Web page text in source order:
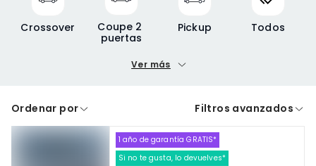
Crossover
Coupe 2
puertas
Pickup Todos
Precio máximo
A crédito De contado
Cdmx y Edo Mex Querétaro
Ver más
Ordenar por Filtros avanzados
1 año de garantía GRATIS*
Si no te gusta, lo devuelves*